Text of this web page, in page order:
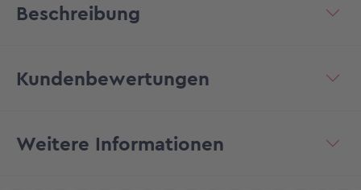
Beschreibung
Kundenbewertungen
Weitere Informationen